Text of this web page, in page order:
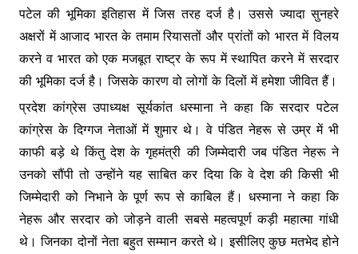
पटेल की भूमिका इतिहास में जिस तरह दर्ज है। उससे ज्यादा सुनहरे
अक्षरों में आजाद भारत के तमाम रियासतों और प्रांतों को भारत में विलय
करने व भारत को एक मजबूत राष्ट्र के रूप में स्थापित करने में सरदार
की भूमिका दर्ज है। जिसके कारण वो लोगों के दिलों में हमेशा जीवित हैं।
प्रदेश कांग्रेस उपाध्यक्ष सूर्यकांत धस्माना ने कहा कि सरदार पटेल
कांग्रेस के दिग्गज नेताओं में शुमार थे। वे पंडित नेहरू से उम्र में भी
काफी बड़े थे किंतु देश के गृहमंत्री की जिम्मेदारी जब पंडित नेहरू ने
उनको सौंपी तो उन्होंने यह साबित कर दिया कि वे देश की किसी भी
जिम्मेदारी को निभाने के पूर्ण रूप से काबिल हैं। धस्माना ने कहा कि
नेहरू और सरदार को जोड़ने वाली सबसे महत्वपूर्ण कड़ी महात्मा गांधी
थे। जिनका दोनों नेता बहुत सम्मान करते थे। इसीलिए कुछ मतभेद होने